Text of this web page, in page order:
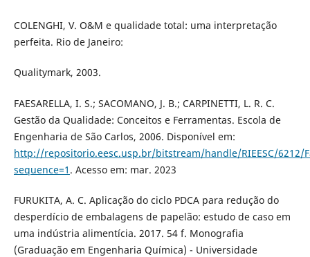
COLENGHI, V. O&M e qualidade total: uma interpretação
perfeita. Rio de Janeiro:
Qualitymark, 2003.
FAESARELLA, I. S.; SACOMANO, J. B.; CARPINETTI, L. R. C.
Gestão da Qualidade: Conceitos e Ferramentas. Escola de
Engenharia de São Carlos, 2006. Disponível em:
http://repositorio.eesc.usp.br/bitstream/handle/RIEESC/6212/
sequence=1 . Acesso em: mar. 2023
FURUKITA, A. C. Aplicação do ciclo PDCA para redução do
desperdício de embalagens de papelão: estudo de caso em
uma indústria alimentícia. 2017. 54 f. Monografia
(Graduação em Engenharia Química) - Universidade